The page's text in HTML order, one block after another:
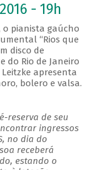
- 19h
o pianista gaúcho
“Rios que
disco de
do Rio de Janeiro
apresenta
bolero e valsa.
reserva de seu
ingressos
no dia do
receberá
estando o